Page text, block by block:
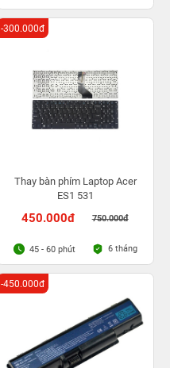
Thay bàn phím Laptop Acer
ES1 531
450.000đ 750.000đ
-300.000đ
45 - 60 phút 6 tháng
-450.000đ